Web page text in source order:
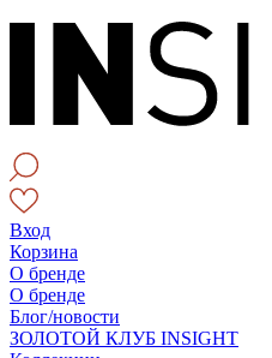
Вход
Корзина
О бренде
О бренде
Блог/новости
ЗОЛОТОЙ КЛУБ INSIGHT